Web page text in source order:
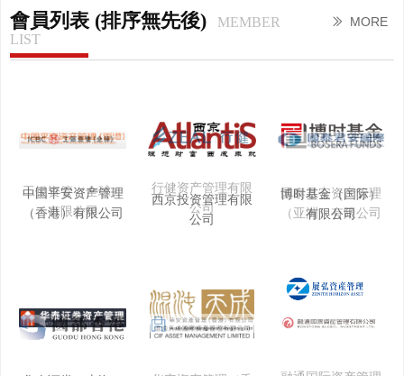
會員列表 (排序無先後)
MEMBER
LIST
ꅀ MORE
中国平安资产管理
（香港）有限公司
西京投资管理有限
公司
博时基金（国际）
有限公司
工银资管（全球）
有限公司
行健资产管理有限
公司
国泰君安资产管理
（亚洲）有限公司